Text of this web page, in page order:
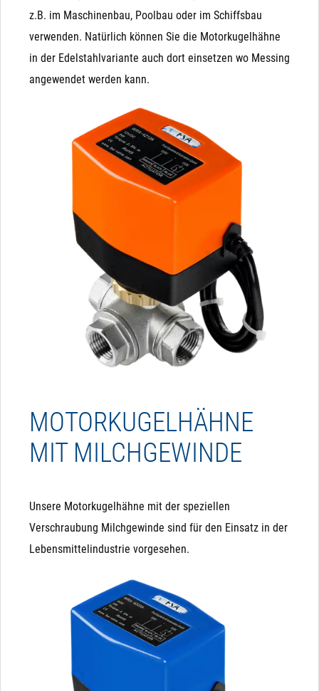
z.B. im Maschinenbau, Poolbau oder im Schiffsbau
verwenden. Natürlich können Sie die Motorkugelhähne
in der Edelstahlvariante auch dort einsetzen wo Messing
angewendet werden kann.
MOTORKUGELHÄHNE
MIT MILCHGEWINDE
Unsere Motorkugelhähne mit der speziellen
Verschraubung Milchgewinde sind für den Einsatz in der
Lebensmittelindustrie vorgesehen.